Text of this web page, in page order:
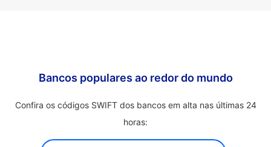
Bancos populares ao redor do mundo
Confira os códigos SWIFT dos bancos em alta nas últimas 24
horas: